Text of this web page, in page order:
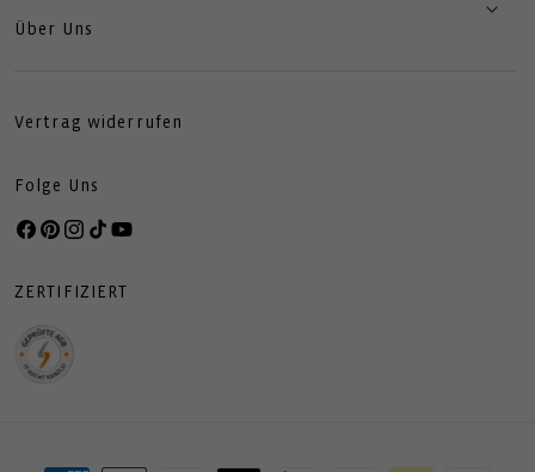
Über Uns
Vertrag widerrufen
Folge Uns
Facebook
Pinterest
Instagram
TikTokYouTube
ZERTIFIZIERT